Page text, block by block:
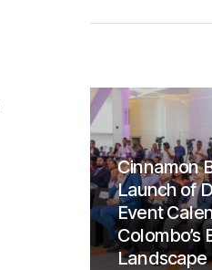
Cinnamon
Launch of
Event
Colombo’s
Landscape